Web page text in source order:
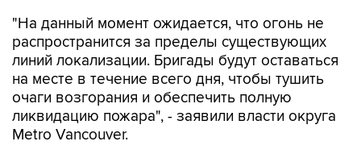
"На данный момент ожидается, что огонь не
распространится за пределы существующих
линий локализации. Бригады будут оставаться
на месте в течение всего дня, чтобы тушить
очаги возгорания и обеспечить полную
ликвидацию пожара", - заявили власти округа
Metro Vancouver.